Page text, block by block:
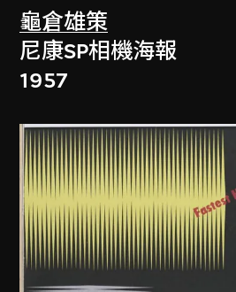
龜倉雄策
尼康SP相機海報
1957